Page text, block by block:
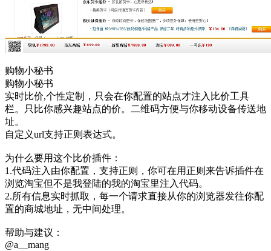
购物小秘书
购物小秘书
实时比价,个性定制，只会在你配置的站点才注入比价工具
栏。只比你感兴趣站点的价。二维码方便与你移动设备传送地
址。
自定义url支持正则表达式。
为什么要用这个比价插件：
1.代码注入由你配置，支持正则，你可在用正则来告诉插件在
浏览淘宝但不是我登陆的我的淘宝里注入代码。
2.所有信息实时抓取，每一个请求直接从你的浏览器发往你配
置的商城地址，无中间处理。
帮助与建议：
@a__mang